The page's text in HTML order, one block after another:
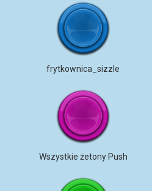
frytkownica_sizzle
Wszystkie żetony Push